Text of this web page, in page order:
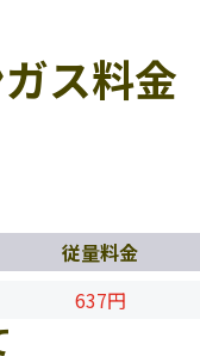
ス料金
従量料金
637円